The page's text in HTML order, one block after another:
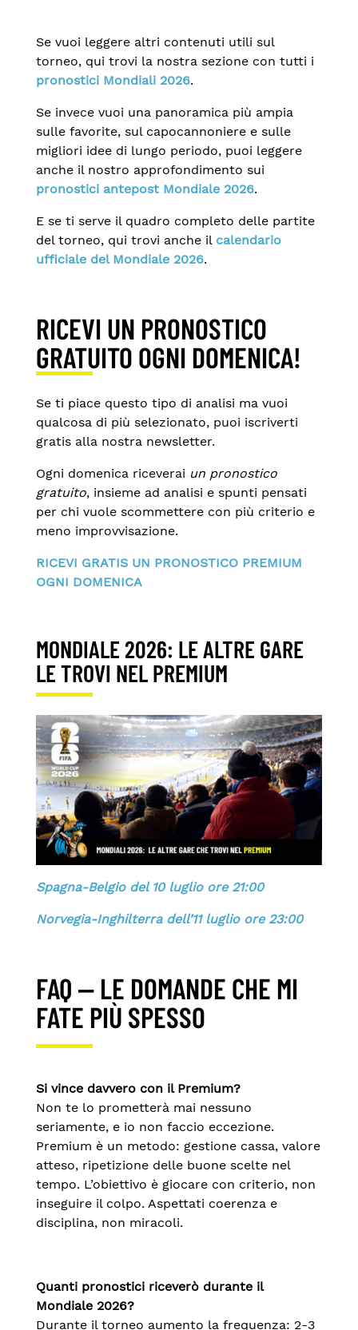
Se vuoi leggere altri contenuti utili sul
torneo, qui trovi la nostra sezione con tutti i
pronostici Mondiali 2026.
Se invece vuoi una panoramica più ampia
sulle favorite, sul capocannoniere e sulle
migliori idee di lungo periodo, puoi leggere
anche il nostro approfondimento sui
pronostici antepost Mondiale 2026.
E se ti serve il quadro completo delle partite
del torneo, qui trovi anche il calendario
ufficiale del Mondiale 2026.
RICEVI UN PRONOSTICO
GRATUITO OGNI DOMENICA!
Se ti piace questo tipo di analisi ma vuoi
qualcosa di più selezionato, puoi iscriverti
gratis alla nostra newsletter.
Ogni domenica riceverai un pronostico
gratuito, insieme ad analisi e spunti pensati
per chi vuole scommettere con più criterio e
meno improvvisazione.
RICEVI GRATIS UN PRONOSTICO PREMIUM
OGNI DOMENICA
MONDIALE 2026: LE ALTRE GARE
LE TROVI NEL PREMIUM
Spagna-Belgio del 10 luglio ore 21:00
Norvegia-Inghilterra dell’11 luglio ore 23:00
FAQ — LE DOMANDE CHE MI
FATE PIÙ SPESSO
Si vince davvero con il Premium?
Non te lo prometterà mai nessuno
seriamente, e io non faccio eccezione.
Premium è un metodo: gestione cassa, valore
atteso, ripetizione delle buone scelte nel
tempo. L’obiettivo è giocare con criterio, non
inseguire il colpo. Aspettati coerenza e
disciplina, non miracoli.
Quanti pronostici riceverò durante il
Mondiale 2026?
Durante il torneo aumento la frequenza: 2-3